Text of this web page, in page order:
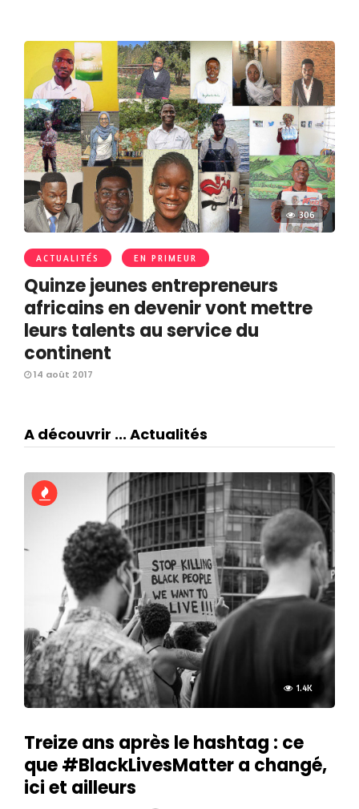
306
ACTUALITÉS EN PRIMEUR
Quinze jeunes entrepreneurs
africains en devenir vont mettre
leurs talents au service du
continent
14 août 2017
A découvrir ... Actualités
1.4K
Treize ans après le hashtag : ce
que #BlackLivesMatter a changé,
ici et ailleurs